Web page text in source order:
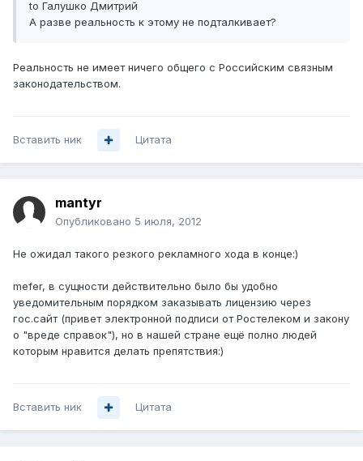
to Галушко Дмитрий
А разве реальность к этому не подталкивает?
Реальность не имеет ничего общего с Российским связным
законодательством.
Вставить ник Цитата
mantyr
Опубликовано 5 июля, 2012
Не ожидал такого резкого рекламного хода в конце:)
mefer, в сущности действительно было бы удобно
уведомительным порядком заказывать лицензию через
гос.сайт (привет электронной подписи от Ростелеком и закону
о "вреде справок"), но в нашей стране ещё полно людей
которым нравится делать препятствия:)
Вставить ник Цитата